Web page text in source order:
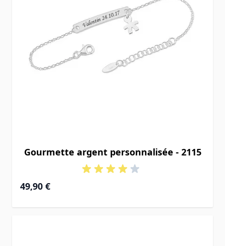
Gourmette argent personnalisée - 2115
49,90 €